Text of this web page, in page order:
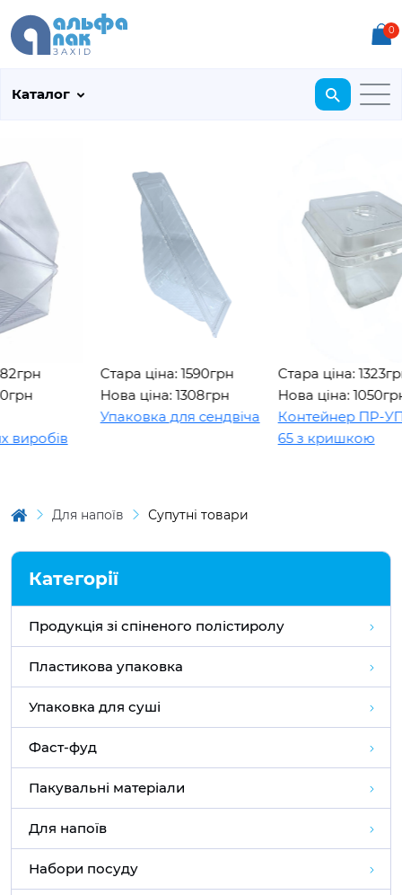
0
Каталог
Стара ціна: 1590грн
Нова ціна: 1308грн
Упаковка для сендвіча
Стара ціна: 1323грн
Нова ціна: 1050грн
Контейнер ПР-УП-
65 з кришкою
Для напоїв Супутні товари
Категорії
Продукція зі спіненого полістиролу
Пластикова упаковка
Упаковка для суші
Фаст-фуд
Пакувальні матеріали
Для напоїв
Набори посуду